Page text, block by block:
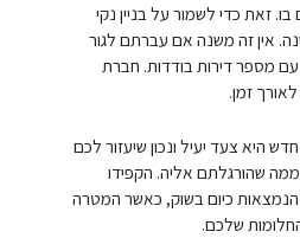
זאת כדי לשמור על בניין נקי
אין זה משנה אם עברתם לגור
עם מספר דירות בודדות. חברת
זמן.
היא צעד יעיל ונכון שיעזור לכם
שהורגלתם אליה. הקפידו
הנמצאות כיום בשוק, כאשר המטרה
שלכם.